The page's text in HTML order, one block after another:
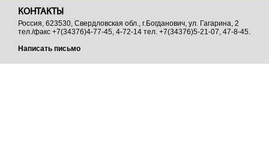
КОНТАКТЫ
Россия, 623530, Свердловская обл., г.Богданович, ул. Гагарина, 2
тел./факс +7(34376)4-77-45, 4-72-14 тел. +7(34376)5-21-07, 47-8-45.
Написать письмо